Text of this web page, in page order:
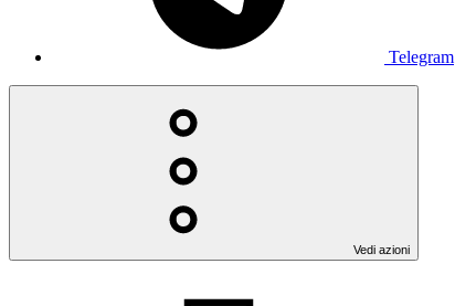
Telegram
Vedi azioni